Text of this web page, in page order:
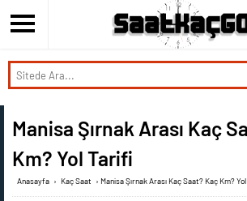
Manisa Şırnak Arası Kaç
Km? Yol Tarifi
Anasayfa › Kaç Saat › Manisa Şırnak Arası Kaç Saat? Kaç Km?